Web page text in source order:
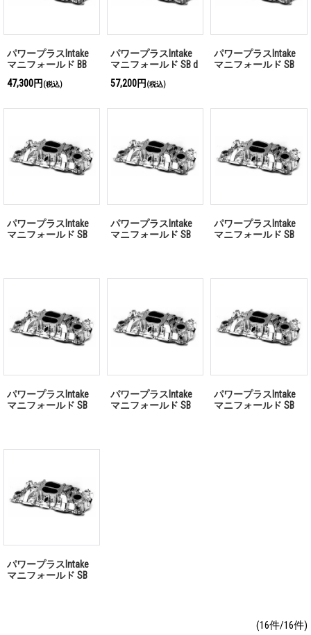
パワープラスIntake
マニフォールド BB
Chevy 180゜ポリッシ
ュ
47,300円 (税込)
パワープラスIntake
マニフォールド SB d
180゜ポリッシュ
57,200円 (税込)
パワープラスIntake
マニフォールド SB
パワープラスIntake
マニフォールド SB
パワープラスIntake
マニフォールド SB
パワープラスIntake
マニフォールド SB
パワープラスIntake
マニフォールド SB
パワープラスIntake
マニフォールド SB
パワープラスIntake
マニフォールド SB
パワープラスIntake
マニフォールド SB
(16件/16件)